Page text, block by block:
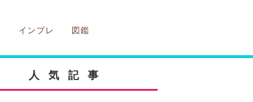
インプレ 図鑑
人気記事